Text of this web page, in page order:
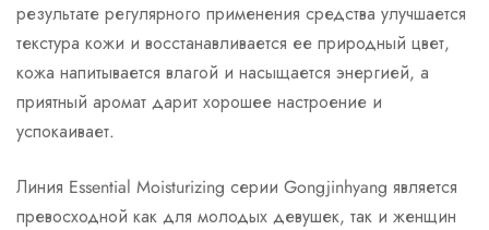
результате регулярного применения средства улучшается
текстура кожи и восстанавливается ее природный цвет,
кожа напитывается влагой и насыщается энергией, а
приятный аромат дарит хорошее настроение и
успокаивает.
Линия Essential Moisturizing серии Gongjinhyang является
превосходной как для молодых девушек, так и женщин